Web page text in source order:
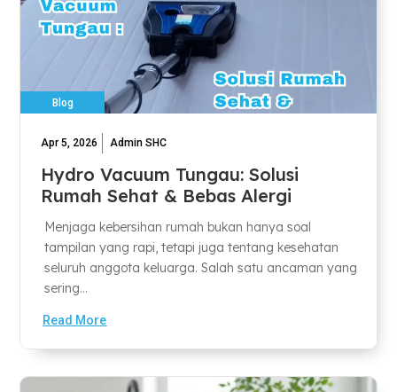
Blog
Apr 5, 2026 Admin SHC
Hydro Vacuum Tungau: Solusi
Rumah Sehat & Bebas Alergi
Menjaga kebersihan rumah bukan hanya soal
tampilan yang rapi, tetapi juga tentang kesehatan
seluruh anggota keluarga. Salah satu ancaman yang
sering...
Read More